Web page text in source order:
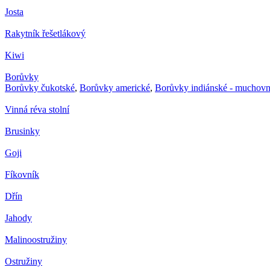
Josta
Rakytník řešetlákový
Kiwi
Borůvky
Borůvky čukotské, Borůvky americké, Borůvky indiánské -
Vinná réva stolní
Brusinky
Goji
Fíkovník
Dřín
Jahody
Malinoostružiny
Ostružiny